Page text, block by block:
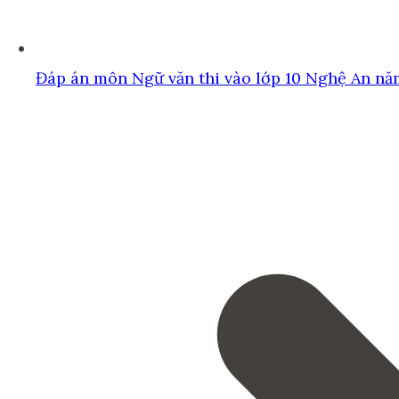
Đáp án môn Ngữ văn thi vào lớp 10 Nghệ An